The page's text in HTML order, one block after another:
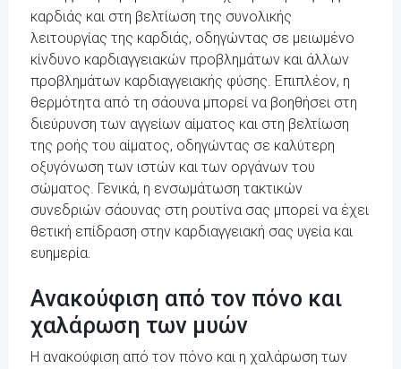
καρδιάς και στη βελτίωση της συνολικής
λειτουργίας της καρδιάς, οδηγώντας σε μειωμένο
κίνδυνο καρδιαγγειακών προβλημάτων και άλλων
προβλημάτων καρδιαγγειακής φύσης. Επιπλέον, η
θερμότητα από τη σάουνα μπορεί να βοηθήσει στη
διεύρυνση των αγγείων αίματος και στη βελτίωση
της ροής του αίματος, οδηγώντας σε καλύτερη
οξυγόνωση των ιστών και των οργάνων του
σώματος. Γενικά, η ενσωμάτωση τακτικών
συνεδριών σάουνας στη ρουτίνα σας μπορεί να έχει
θετική επίδραση στην καρδιαγγειακή σας υγεία και
ευημερία.
Ανακούφιση από τον πόνο και
χαλάρωση των μυών
Η ανακούφιση από τον πόνο και η χαλάρωση των